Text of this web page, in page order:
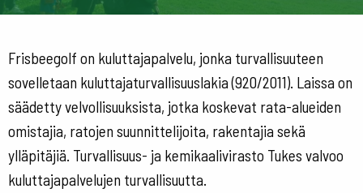
Frisbeegolf on kuluttajapalvelu, jonka turvallisuuteen
sovelletaan kuluttajaturvallisuuslakia (920/2011). Laissa on
säädetty velvollisuuksista, jotka koskevat rata-alueiden
omistajia, ratojen suunnittelijoita, rakentajia sekä
ylläpitäjiä. Turvallisuus- ja kemikaalivirasto Tukes valvoo
kuluttajapalvelujen turvallisuutta.